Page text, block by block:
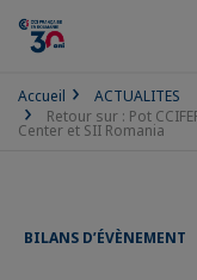
Accueil
ACTUALITES
Retour sur : Pot
Center et SII Romania
BILANS D’ÉVÈNEMENT